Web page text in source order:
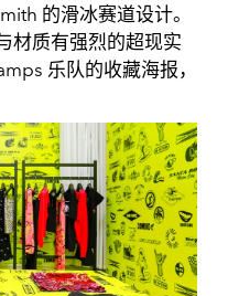
的滑冰赛道设计。
材质有强烈的超现实
乐队的收藏海报，